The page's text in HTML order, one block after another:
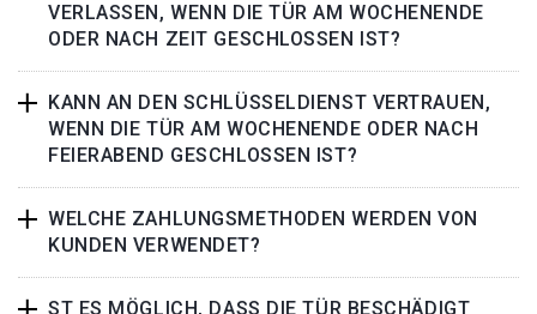
VERLASSEN, WENN DIE TÜR AM WOCHENENDE
ODER NACH ZEIT GESCHLOSSEN IST?
KANN AN DEN SCHLÜSSELDIENST VERTRAUEN,
WENN DIE TÜR AM WOCHENENDE ODER NACH
FEIERABEND GESCHLOSSEN IST?
WELCHE ZAHLUNGSMETHODEN WERDEN VON
KUNDEN VERWENDET?
ST ES MÖGLICH, DASS DIE TÜR BESCHÄDIGT